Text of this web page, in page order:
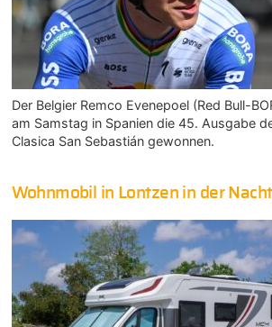
Der Belgier Remco Evenepoel (Red Bull-
am Samstag in Spanien die 45. Ausgabe
Clasica San Sebastián gewonnen.
Wohnmobil in Lontzen in der